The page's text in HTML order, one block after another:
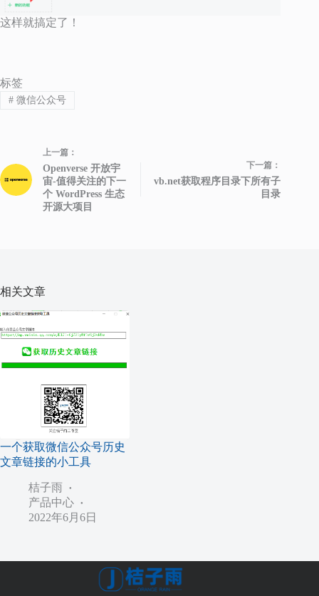
这样就搞定了！
标签
#微信公众号
上一篇：
Openverse 开放宇
宙-值得关注的下一
个 WordPress 生态
开源大项目
下一篇：
vb.net获取程序目录下所有子
目录
相关文章
一个获取微信公众号历史
文章链接的小工具
桔子雨
产品中心
2022年6月6日